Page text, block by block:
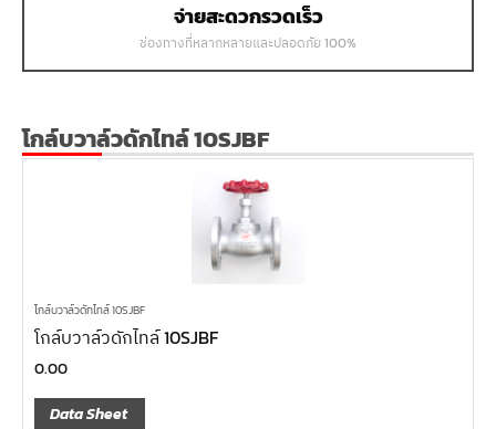
จ่ายสะดวกรวดเร็ว
ช่องทางที่หลากหลายและปลอดภัย 100%
โกล์บวาล์วดักไทล์ 10SJBF
โกล์บวาล์วดักไทล์ 10SJBF
โกล์บวาล์วดักไทล์ 10SJBF
0.00
Data Sheet